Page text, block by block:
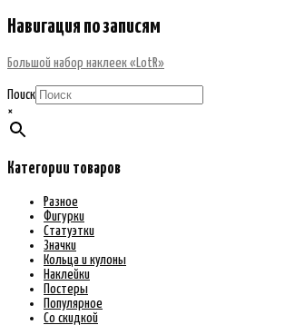
Навигация по записям
Большой набор наклеек «LotR»
Поиск
×
Категории товаров
Разное
Фигурки
Статуэтки
Значки
Кольца и кулоны
Наклейки
Постеры
Популярное
Со скидкой